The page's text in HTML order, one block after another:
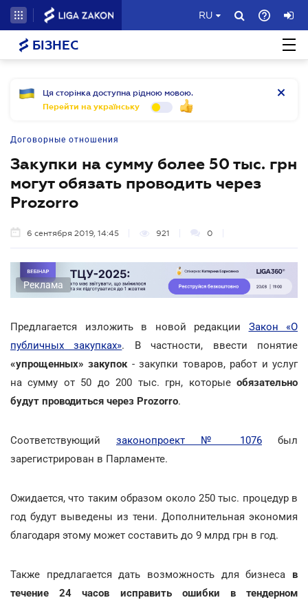
RU
БІЗНЕС
Ця сторінка доступна рідною мовою.
Перейти на українську
Договорные отношения
Закупки на сумму более 50 тыс. грн
могут обязать проводить через
Prozorro
6 сентября 2019, 14:45 921 0
Реклама
Предлагается изложить в новой редакции Закон «О
публичных закупках». В частности, ввести понятие
«упрощенных» закупок- закупки товаров, работ и услуг
на сумму от 50 до 200 тыс. грн, которые обязательно
будут проводиться через Prozorro.
Соответствующий законопроект № 1076 был
зарегистрирован в Парламенте.
Ожидается, что таким образом около 250 тыс. процедур в
год будут выведены из тени. Дополнительная экономия
благодаря этому может составить до 9 млрд грн в год.
Также предлагается дать возможность для бизнеса в
течение 24 часов исправить ошибки в тендерном